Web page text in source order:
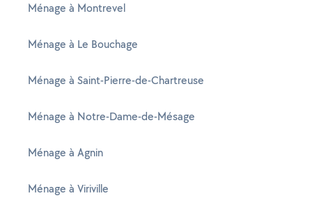
Ménage à Montrevel
Ménage à Le Bouchage
Ménage à Saint-Pierre-de-Chartreuse
Ménage à Notre-Dame-de-Mésage
Ménage à Agnin
Ménage à Viriville